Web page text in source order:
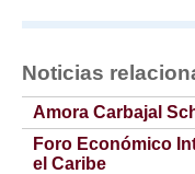
Noticias
Amora Carbajal
Foro Económico
el Caribe